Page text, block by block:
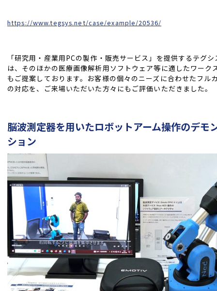
https://www.tegsys.net/case/example/20536/
「研究用・産業用PCの製作・販売サービス」を提供するテグ
は、そのほかの医療画像解析用ソフトウェア等に適したワーク
もご提案しております。お客様の個々のニーズに合わせたフル
の対応を、ご来場いただいた方々にもご評価いただきました。
脳波測定器を用いたロボットアーム操作のデモ
ション